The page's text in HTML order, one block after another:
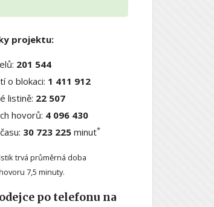
projektu:
201 544
o blokaci: 1 411 912
listině: 22 507
hovorů: 4 096 430
30 723 225minut*
trvá průměrná doba
7,5 minuty.
po telefonu na